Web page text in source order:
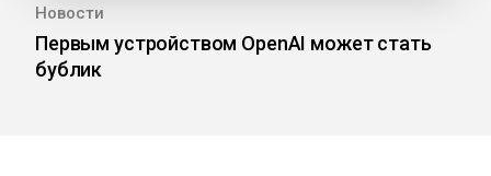
Новости
Первым устройством OpenAI может стать
бублик